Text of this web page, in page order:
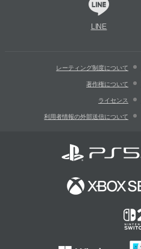
LINE
レーティング制度について
著作権について
ライセンス
利用者情報の外部送信について